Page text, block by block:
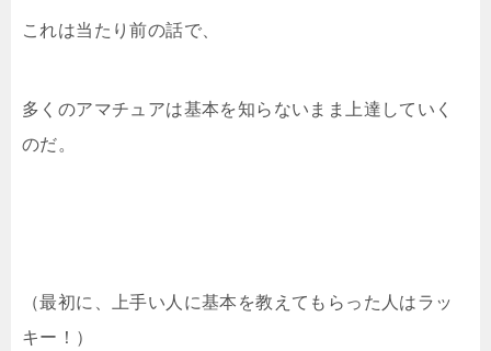
これは当たり前の話で、
多くのアマチュアは基本を知らないまま上達していく
のだ。
（最初に、上手い人に基本を教えてもらった人はラッ
キー！）